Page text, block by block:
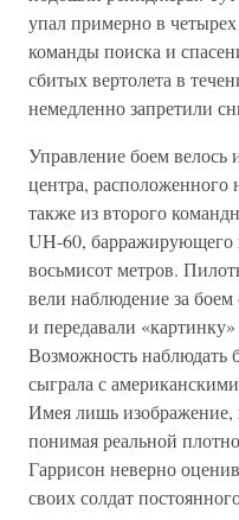
упал примерно в
команды поиска и
сбитых вертолета в
немедленно запретили
Управление боем велось
центра, расположенного
также из второго
UH-60, барражирующего
восьмисот метров.
вели наблюдение за
и передавали
Возможность наблюдать
сыграла с
Имея лишь изображение,
понимая реальной
Гаррисон неверно
своих солдат